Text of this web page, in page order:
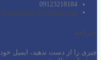
09123218184
Prostructure.ir@gmail.com
خبرنامه
چیزی را از دست ندهید، ایمیل